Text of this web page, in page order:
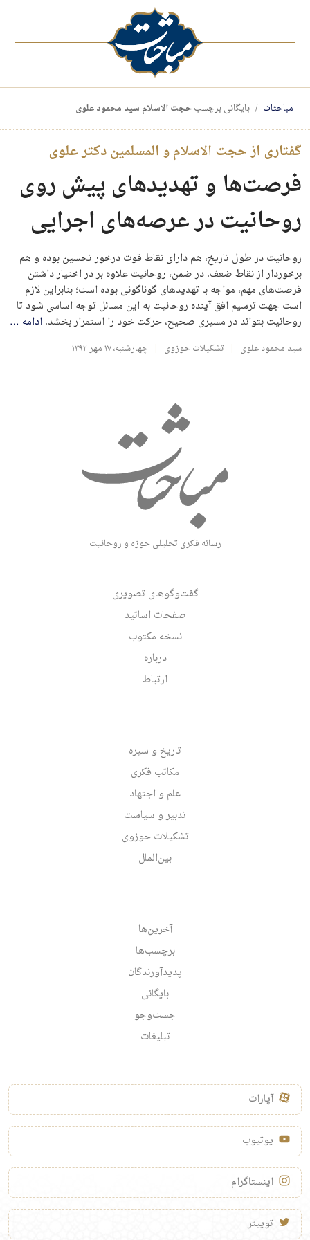
مباحثات بایگانی برچسبحجت الاسلام سید محمود علوی
گفتاری از حجت الاسلام و المسلمین دکتر علوی
فرصت‌ها و تهدیدهای پیش روی
روحانیت در عرصه‌های اجرایی
روحانیت در طول تاریخ، هم دارای نقاط قوت درخور تحسین بوده و هم
برخوردار از نقاط ضعف. در ضمن، روحانیت علاوه بر در اختیار داشتن
فرصت‌های مهم، مواجه با تهدیدهای گوناگونی بوده است؛ بنابراین لازم
است جهت ترسیم افق آینده روحانیت به این مسائل توجه اساسی شود تا
روحانیت بتواند در مسیری صحیح، حرکت خود را استمرار بخشد.ادامه …
سید محمود علوی تشکیلات حوزوی چهارشنبه، ۱۷ مهر ۱۳۹۲
رسانه فکری تحلیلی حوزه و روحانیت
گفت‌وگوهای تصویری
صفحات اساتید
نسخه مکتوب
درباره
ارتباط
تاریخ و سیره
مکاتب فکری
علم و اجتهاد
تدبیر و سیاست
تشکیلات حوزوی
بین‌الملل
آخرین‌ها
برچسب‌ها
پدیدآورندگان
بایگانی
جست‌وجو
تبلیغات
آپارات
یوتیوب
اینستاگرام
توییتر